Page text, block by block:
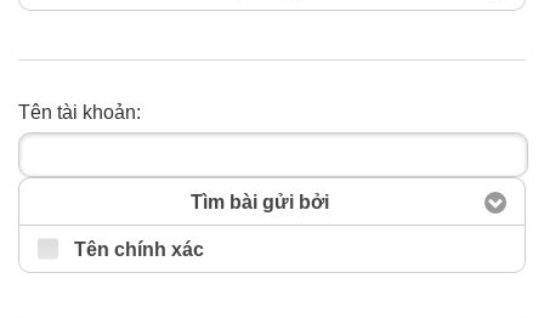
Tên tài khoản:
Tìm bài gửi bởi
Tên chính xác